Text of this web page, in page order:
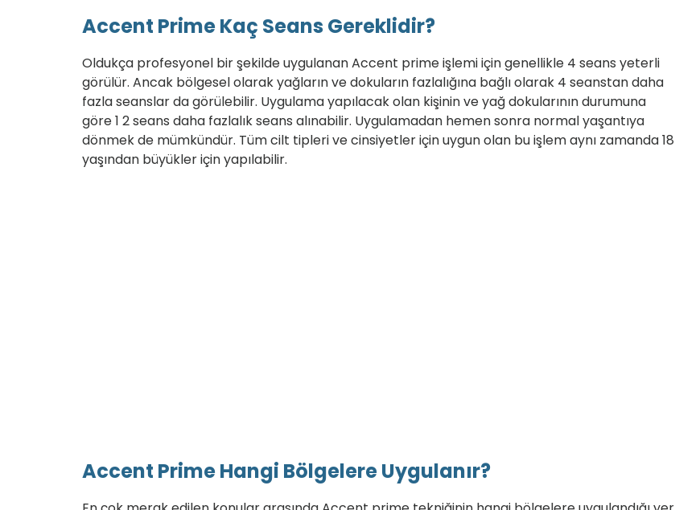
Accent Prime Kaç Seans Gereklidir?
Oldukça profesyonel bir şekilde uygulanan Accent prime işlemi için genellikle 4 seans yeterli
görülür. Ancak bölgesel olarak yağların ve dokuların fazlalığına bağlı olarak 4 seanstan daha
fazla seanslar da görülebilir. Uygulama yapılacak olan kişinin ve yağ dokularının durumuna
göre 1 2 seans daha fazlalık seans alınabilir. Uygulamadan hemen sonra normal yaşantıya
dönmek de mümkündür. Tüm cilt tipleri ve cinsiyetler için uygun olan bu işlem aynı zamanda 18
yaşından büyükler için yapılabilir.
Accent Prime Hangi Bölgelere Uygulanır?